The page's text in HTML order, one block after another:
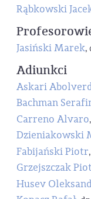
Rąbkowski
Jasiński Marek,
Adiunkci
Askari
Bachman
Carreno Alvaro
Dzieniakowski
Fabijański Piotr
Grzejszczak
Husev